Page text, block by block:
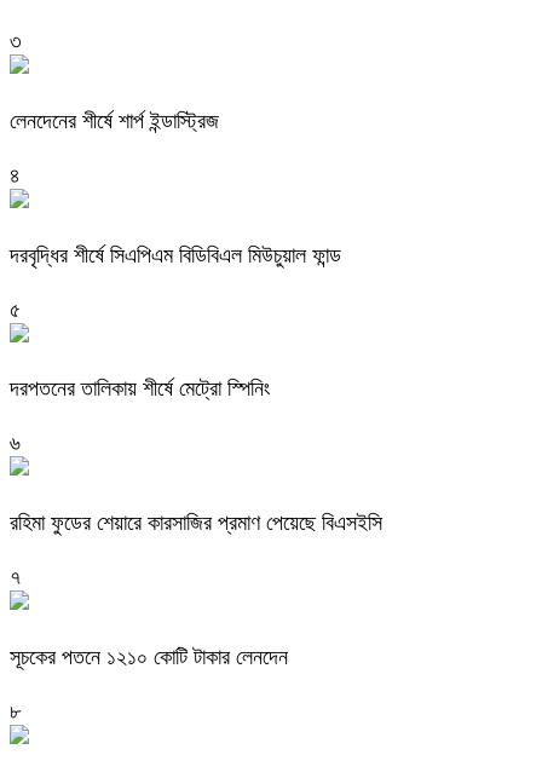
৩
লেনদেনের শীর্ষে শার্প ইন্ডাস্ট্রিজ
৪
দরবৃদ্ধির শীর্ষে সিএপিএম বিডিবিএল মিউচুয়াল ফান্ড
৫
দরপতনের তালিকায় শীর্ষে মেট্রো স্পিনিং
৬
রহিমা ফুডের শেয়ারে কারসাজির প্রমাণ পেয়েছে বিএসইসি
৭
সূচকের পতনে ১২১০ কোটি টাকার লেনদেন
৮